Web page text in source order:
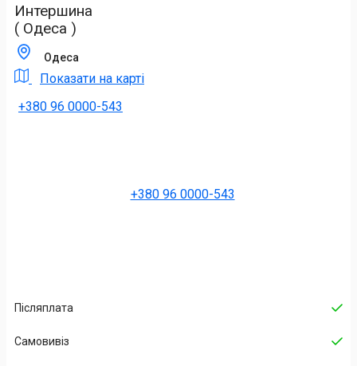
Интершина
( Одеса )
Одеса
Показати на карті
+380 96 0000-543
+380 96 0000-543
Післяплата
Самовивіз